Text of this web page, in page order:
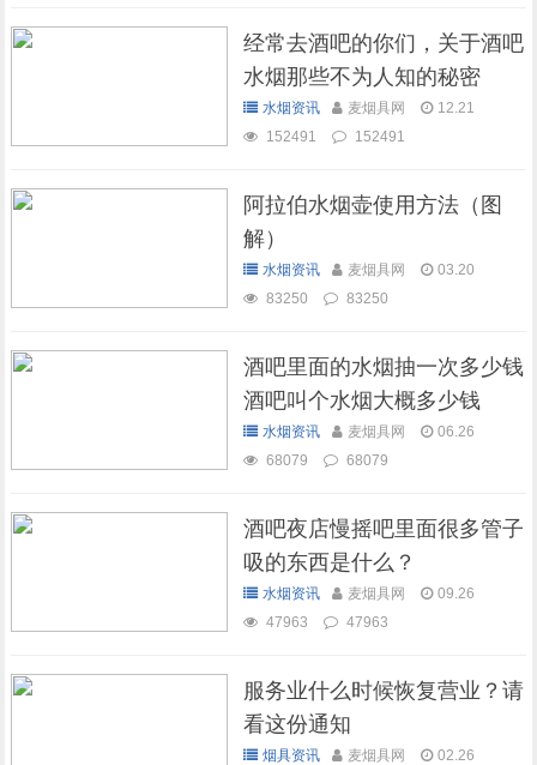
经常去酒吧的你们，关于酒吧
水烟那些不为人知的秘密
水烟资讯 麦烟具网
12.21
152491
152491
阿拉伯水烟壶使用方法（图
解）
水烟资讯 麦烟具网
03.20
83250
83250
酒吧里面的水烟抽一次多少钱
酒吧叫个水烟大概多少钱
水烟资讯 麦烟具网
06.26
68079
68079
酒吧夜店慢摇吧里面很多管子
吸的东西是什么？
水烟资讯 麦烟具网
09.26
47963
47963
服务业什么时候恢复营业？请
看这份通知
烟具资讯 麦烟具网
02.26